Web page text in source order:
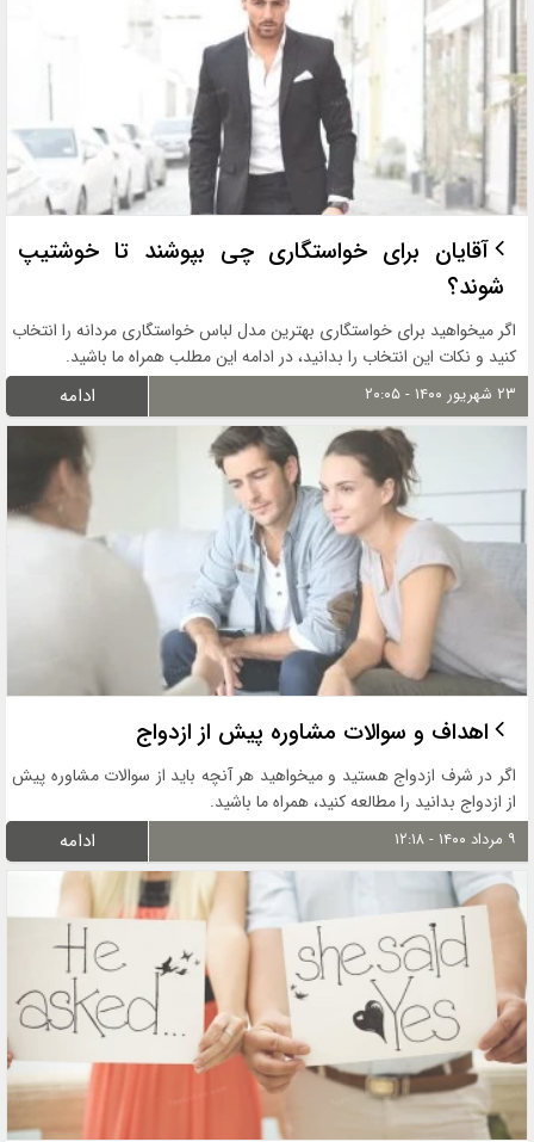
آقایان برای خواستگاری چی بپوشند تا خوشتیپ
شوند؟
اگر میخواهید برای خواستگاری بهترین مدل لباس خواستگاری مردانه را انتخاب
کنید و نکات این انتخاب را بدانید، در ادامه این مطلب همراه ما باشید.
۲۳ شهریور ۱۴۰۰ - ۲۰:۰۵ ادامه
اهداف و سوالات مشاوره پیش از ازدواج
اگر در شرف ازدواج هستید و میخواهید هر آنچه باید از سوالات مشاوره پیش
از ازدواج بدانید را مطالعه کنید، همراه ما باشید.
۹ مرداد ۱۴۰۰ - ۱۲:۱۸ ادامه